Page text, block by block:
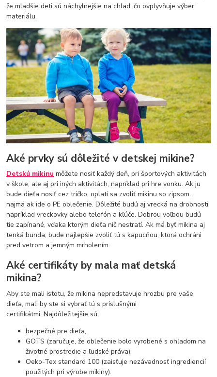
že mladšie deti sú náchylnejšie na chlad, čo ovplyvňuje výber
materiálu.
Aké prvky sú dôležité v detskej mikine?
Detskú mikinu môžete nosiť každý deň, pri športových aktivitách
v škole, ale aj pri iných aktivitách, napríklad pri hre vonku. Ak ju
bude dieťa nosiť cez tričko, oplatí sa zvoliť mikinu so zipsom ,
najmä ak ide o PE oblečenie. Dôležité budú aj vrecká na drobnosti,
napríklad vreckovky alebo telefón a kľúče. Dobrou voľbou budú
tie zapínané, vďaka ktorým dieťa nič nestratí. Ak má byť mikina aj
tenká bunda, bude najlepšie zvoliť tú s kapucňou, ktorá ochráni
pred vetrom a jemným mrholením.
Aké certifikáty by mala mať detská
mikina?
Aby ste mali istotu, že mikina nepredstavuje hrozbu pre vaše
dieťa, mali by ste si vybrať tú s príslušnými
certifikátmi. Najdôležitejšie sú:
bezpečné pre dieťa,
GOTS (zaručuje, že oblečenie bolo vyrobené s ohľadom na
životné prostredie a ľudské práva),
Oeko-Tex standard 100 (zaisťuje nezávadnosť ingrediencií
použitých pri výrobe mikiny).